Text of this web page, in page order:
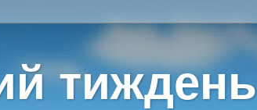
тиждень